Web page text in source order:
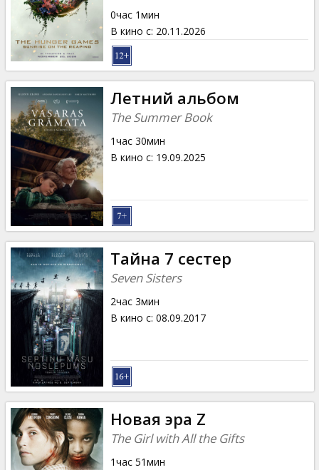
B2B
Клуб
0час 1мин
В кино с: 20.11.2026
Летний альбом
The Summer Book
1час 30мин
В кино с: 19.09.2025
Тайна 7 сестер
Seven Sisters
2час 3мин
В кино с: 08.09.2017
Новая эра Z
The Girl with All the Gifts
1час 51мин